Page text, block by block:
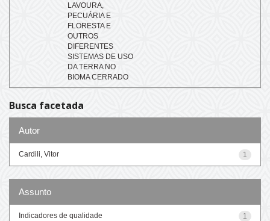
LAVOURA,
PECUÁRIA E
FLORESTA E
OUTROS
DIFERENTES
SISTEMAS DE USO
DA TERRA NO
BIOMA CERRADO
Busca facetada
Autor
1
Cardili, Vitor
Assunto
1
Indicadores de qualidade